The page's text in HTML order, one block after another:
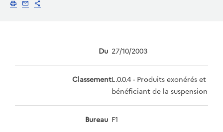
ImprimerEnvoyer par email
Du 27/10/2003
ClassementL.0.0.4 - Produits exonérés et
bénéficiant de la suspension
Bureau F1